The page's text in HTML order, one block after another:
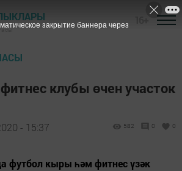
клубы өчен участок
- 15:37 582 0 0
футбол кыры һәм фитнес үзәк
закрытие баннера через